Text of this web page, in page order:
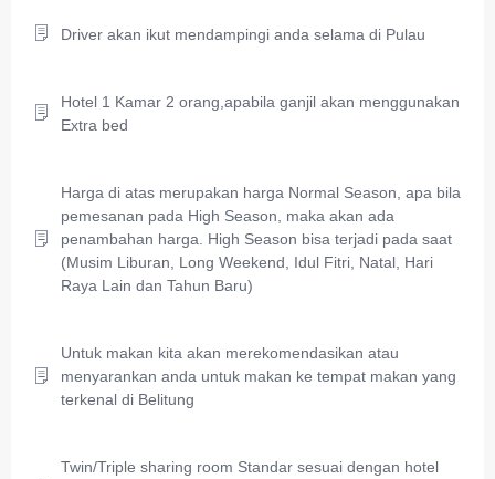
Driver akan ikut mendampingi anda selama di Pulau
Hotel 1 Kamar 2 orang,apabila ganjil akan menggunakan
Extra bed
Harga di atas merupakan harga Normal Season, apa bila
pemesanan pada High Season, maka akan ada
penambahan harga. High Season bisa terjadi pada saat
(Musim Liburan, Long Weekend, Idul Fitri, Natal, Hari
Raya Lain dan Tahun Baru)
Untuk makan kita akan merekomendasikan atau
menyarankan anda untuk makan ke tempat makan yang
terkenal di Belitung
Twin/Triple sharing room Standar sesuai dengan hotel